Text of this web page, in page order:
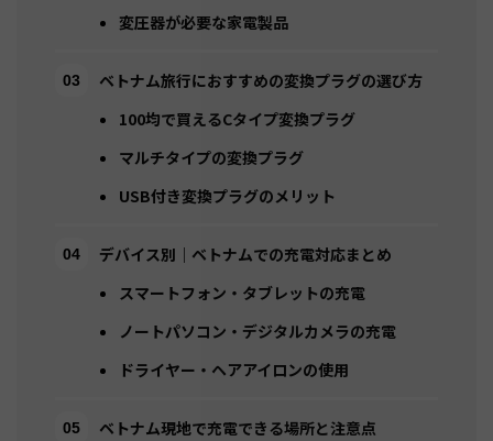
変圧器が必要な家電製品
ベトナム旅行におすすめの変換プラグの選び方
100均で買えるCタイプ変換プラグ
マルチタイプの変換プラグ
USB付き変換プラグのメリット
デバイス別｜ベトナムでの充電対応まとめ
スマートフォン・タブレットの充電
ノートパソコン・デジタルカメラの充電
ドライヤー・ヘアアイロンの使用
ベトナム現地で充電できる場所と注意点